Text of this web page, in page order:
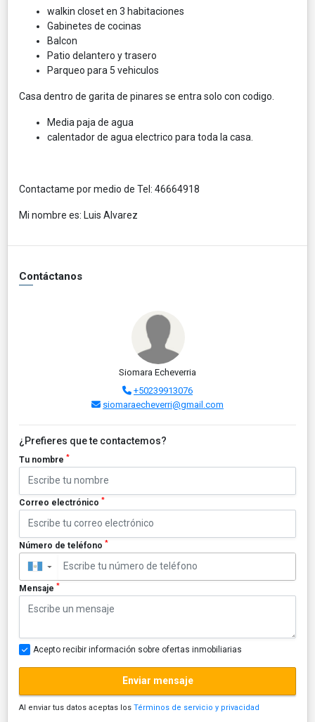
walkin closet en 3 habitaciones
Gabinetes de cocinas
Balcon
Patio delantero y trasero
Parqueo para 5 vehiculos
Casa dentro de garita de pinares se entra solo con codigo.
Media paja de agua
calentador de agua electrico para toda la casa.
Contactame por medio de Tel: 46664918
Mi nombre es: Luis Alvarez
Contáctanos
Siomara Echeverria
+50239913076
siomaraecheverri@gmail.com
¿Prefieres que te contactemos?
Tu nombre *
Correo electrónico *
Número de teléfono *
▼
Mensaje *
Acepto recibir información sobre ofertas inmobiliarias
Enviar mensaje
Al enviar tus datos aceptas los Términos de servicio y privacidad